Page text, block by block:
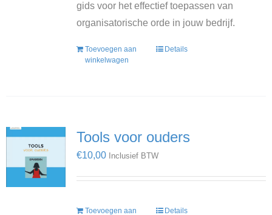
gids voor het effectief toepassen van
organisatorische orde in jouw bedrijf.
Toevoegen aan
winkelwagen
Details
Tools voor ouders
€10,00 Inclusief BTW
Toevoegen aan
Details